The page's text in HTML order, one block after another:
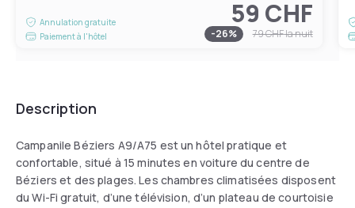
Annulation gratuite
Paiement à l'hôtel
59 CHF
-26% 79 CHFla nuit
Description
Campanile Béziers A9/A75 est un hôtel pratique et
confortable, situé à 15 minutes en voiture du centre de
Béziers et des plages. Les chambres climatisées disposent
du Wi-Fi gratuit, d’une télévision, d’un plateau de courtoisie